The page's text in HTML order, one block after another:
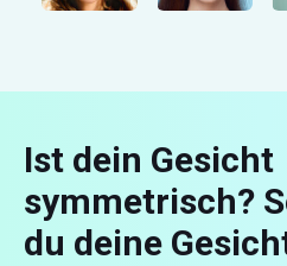
Ist dein Gesicht
symmetrisch?
du deine